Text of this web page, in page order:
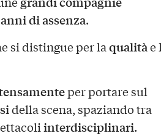
anni di assenza.
si distingue per laqualitàe
per portare sul
della scena, spaziando tra
interdisciplinari.